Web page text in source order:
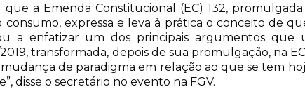
que a Emenda Constitucional (EC) 132,
consumo, expressa e leva à prática o conceito de
a enfatizar um dos principais argumentos
transformada, depois de sua promulgação, na
mudança de paradigma em relação ao que se tem
disse o secretário no evento na FGV.